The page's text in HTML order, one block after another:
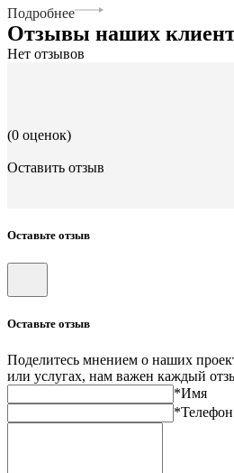
Подробнее
Отзывы наших
Нет отзывов
(0 оценок)
Оставить отзыв
Оставьте отзыв
Оставьте отзыв
Поделитесь мнением о наших
или услугах, нам важен каждый
*Имя
*Телефон